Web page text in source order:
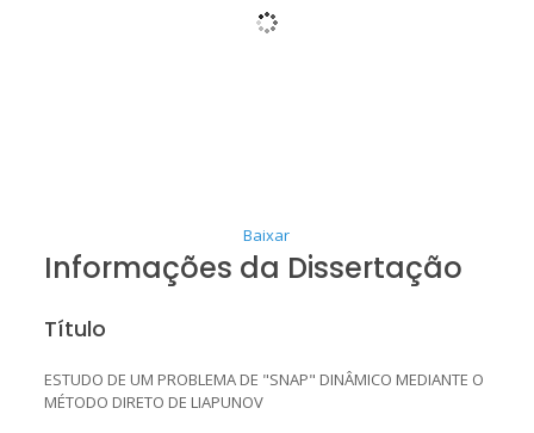
Baixar
Informações da Dissertação
Título
ESTUDO DE UM PROBLEMA DE "SNAP" DINÂMICO MEDIANTE O
MÉTODO DIRETO DE LIAPUNOV